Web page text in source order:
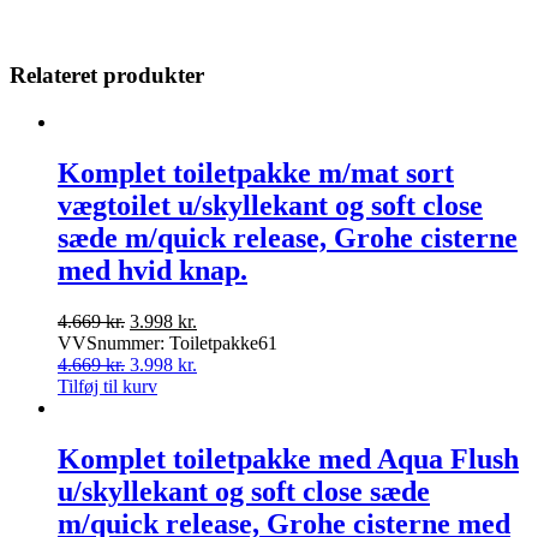
Relateret produkter
Komplet toiletpakke m/mat sort
vægtoilet u/skyllekant og soft close
sæde m/quick release, Grohe cisterne
med hvid knap.
4.669kr. Den
oprindelige
pris
var:
3.998 kr.
aktuelle
VVSnummer: Toiletpakke61
4.669kr. Den
oprindelige
4.669 kr..
3.998 kr.
3.998 kr..
Tilføj til kurv
Komplet toiletpakke med Aqua Flush
u/skyllekant og soft close sæde
m/quick release, Grohe cisterne med